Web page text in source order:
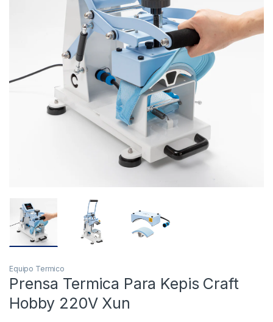
Equipo Termico
Prensa Termica Para Kepis Craft
Hobby 220V Xun